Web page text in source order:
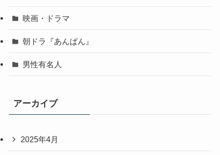
映画・ドラマ
朝ドラ『あんぱん』
男性有名人
アーカイブ
2025年4月